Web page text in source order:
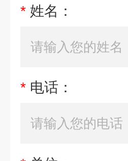
* 姓名：
* 电话：